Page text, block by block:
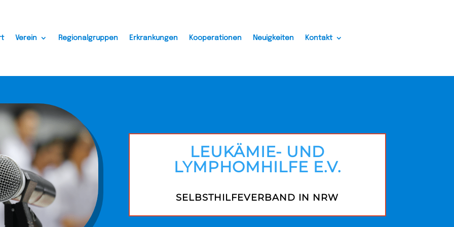
Verein Regionalgruppen Erkrankungen Kooperationen Neuigkeiten Kontakt
LEUKÄMIE- UND
LYMPHOMHILFE E.V.
SELBSTHILFEVERBAND IN NRW